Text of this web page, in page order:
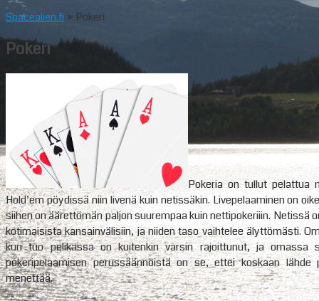
Spacealien.fi » Pokeri
Pokeri
Pokeria on tullut pelattua
Hold’em pöydissä niin livenä kuin netissäkin. Livepelaaminen on
siihen on äärettömän paljon suurempaa kuin nettipokeriiin. Netissä
kotimaisista kansainvälisiin, ja niiden taso vaihtelee älyttömästi.
kun tuo pelikassa on kuitenkin varsin rajoittunut, ja omassa
pokeripelaamisen perussäännöistä on se, ettei koskaan
menettää.